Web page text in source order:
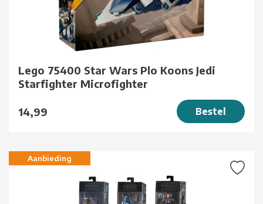
Lego 75400 Star Wars Plo Koons Jedi
Starfighter Microfighter
14,99 Bestel
Aanbieding